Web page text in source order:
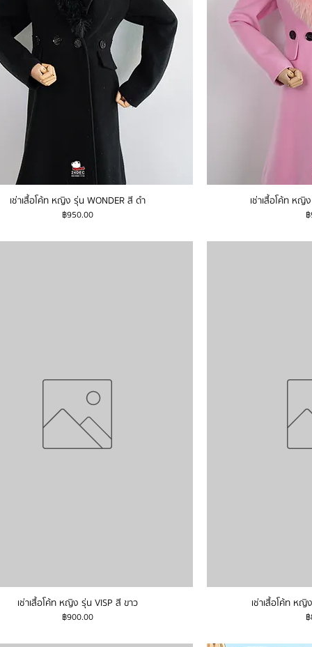
เช่าเสื้อโค้ท หญิง รุ่น WONDER สี ดำ
ราคา
฿950.00
เช่าเสื้อโค้ท หญิ
เช่าเสื้อโค้ท หญิง รุ่น VISP สี ขาว
ราคา
฿900.00
เช่าเสื้อโค้ท ห